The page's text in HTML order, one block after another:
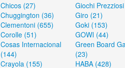
Chicos (27)
Chuggington (36)
Clementoni (655)
Corolle (51)
Cosas Internacional
(144)
Crayola (155)
Giochi
Giro (21)
Goki (153)
GOWI (44)
Green Board
(23)
HABA (428)